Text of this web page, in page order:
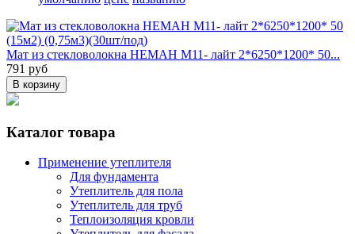
Мат из стекловолокна НЕМАН М11- лайт 2*6250*1200* 50...
791 руб
В корзину
Каталог товара
Применение утеплителя
Для фундамента
Утеплитель для пола
Утеплитель для труб
Теплоизоляция кровли